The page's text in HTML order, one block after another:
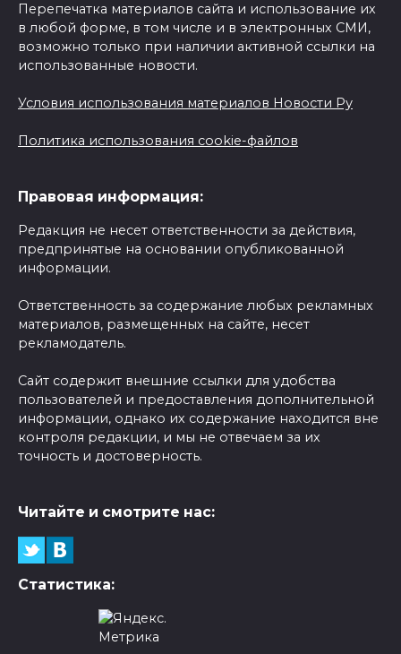
Перепечатка материалов сайта и использование их
в любой форме, в том числе и в электронных СМИ,
возможно только при наличии активной ссылки на
использованные новости.
Условия использования материалов Новости Ру
Политика использования cookie-файлов
Правовая информация:
Редакция не несет ответственности за действия,
предпринятые на основании опубликованной
информации.
Ответственность за содержание любых рекламных
материалов, размещенных на сайте, несет
рекламодатель.
Сайт содержит внешние ссылки для удобства
пользователей и предоставления дополнительной
информации, однако их содержание находится вне
контроля редакции, и мы не отвечаем за их
точность и достоверность.
Читайте и смотрите нас:
Статистика: